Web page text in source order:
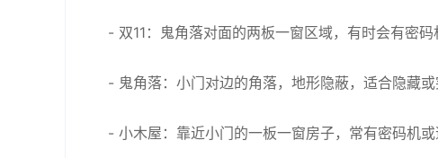
- 双11：鬼角落对面的两板一窗区域，有时会有密码
- 鬼角落：小门对边的角落，地形隐蔽，适合隐藏或
- 小木屋：靠近小门的一板一窗房子，常有密码机或